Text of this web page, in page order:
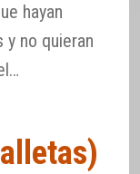
hayan
y no quieran